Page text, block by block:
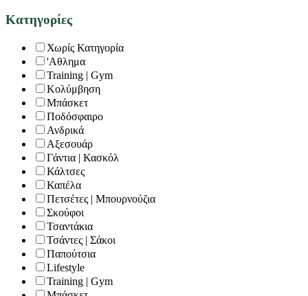
Κατηγορίες
Χωρίς Κατηγορία
'Αθλημα
Training | Gym
Κολύμβηση
Μπάσκετ
Ποδόσφαιρο
Ανδρικά
Αξεσουάρ
Γάντια | Κασκόλ
Κάλτσες
Καπέλα
Πετσέτες | Μπουρνούζια
Σκούφοι
Τσαντάκια
Τσάντες | Σάκοι
Παπούτσια
Lifestyle
Training | Gym